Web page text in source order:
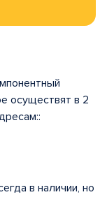
осуществят в 2
в наличии, но